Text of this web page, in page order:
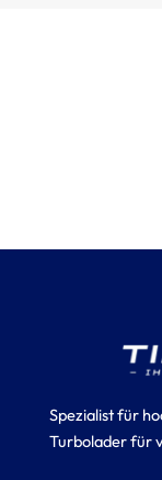
Spezialist für
Turbolader für